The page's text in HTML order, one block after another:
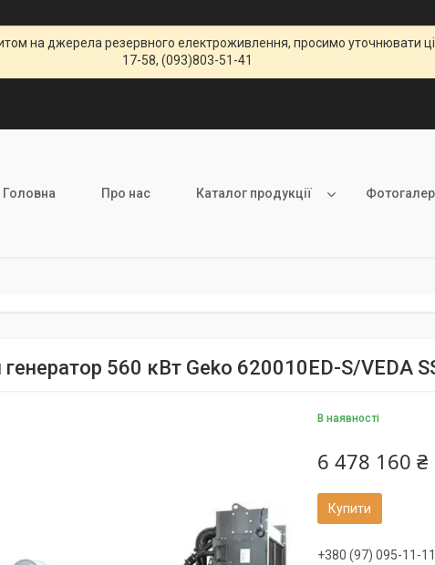
на джерела резервного електроживлення, просимо уточнювати
17-58, (093)803-51-41
Головна Про нас Каталог продукції
генератор 560 кВт Geko 620010ED-S/
В наявності
6 478 160 ₴
Купити
+380 (97) 095-11-11